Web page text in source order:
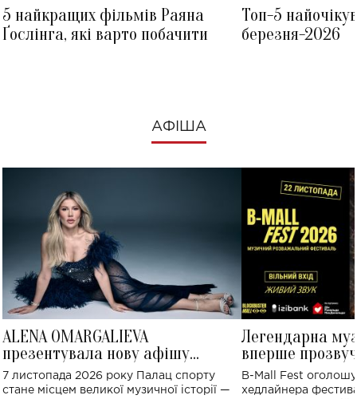
5 найкращих фільмів Раяна
Ґослінга, які варто побачити
Топ-5
березня-2026
АФІША
ALENA OMARGALIEVA
презентувала нову афішу
великого концерту в Палаці
спорту
7 листопада 2026 року Палац спорту
стане місцем великої музичної історії —
Легендарна
вперше
Україні: де
B-Mall Fest
хедлайнера